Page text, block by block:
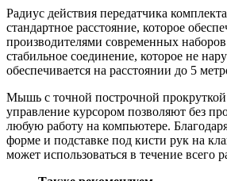
Радиус действия передатчика
стандартное расстояние, которое
производителями современных
стабильное соединение, которое не
обеспечивается на расстоянии до 5
Мышь с точной построчной
управление курсором позволяют без
любую работу на компьютере.
форме и подставке под кисти рук на
может использоваться в течение всего